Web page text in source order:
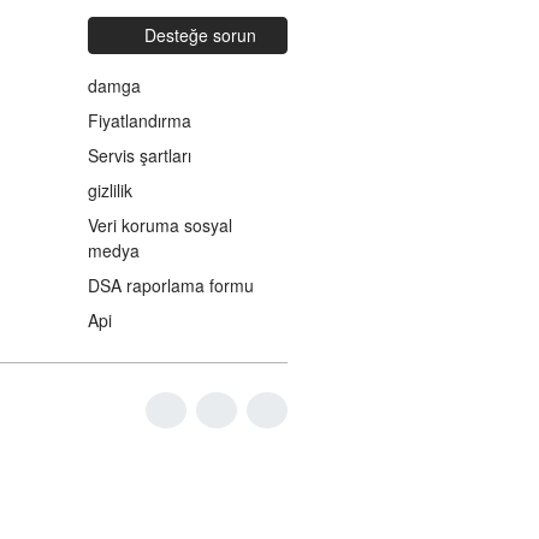
Desteğe sorun
damga
Fiyatlandırma
Servis şartları
gizlilik
Veri koruma sosyal
medya
DSA raporlama formu
Api